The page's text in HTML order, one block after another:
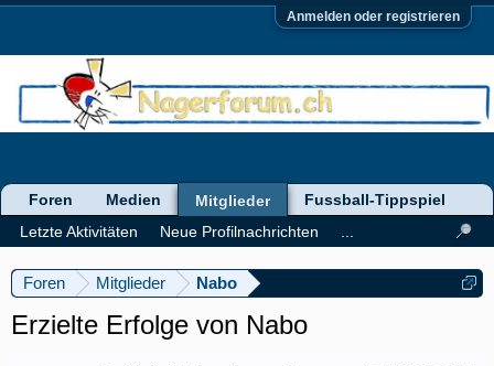
Anmelden oder registrieren
Foren Mitglieder Nabo
Erzielte Erfolge von Nabo
Foren Medien
Mitglieder
Letzte Aktivitäten
Neue Profilnachrichten
Fussball-Tippspiel